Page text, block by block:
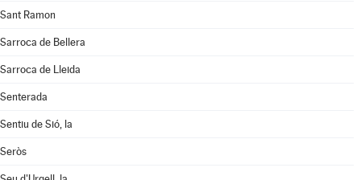
Sant Ramon
Sarroca de Bellera
Sarroca de Lleida
Senterada
Sentiu de Sió, la
Seròs